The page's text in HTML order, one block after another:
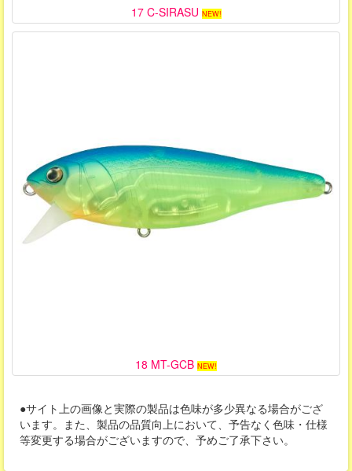
17 C-SIRASU NEW!
18 MT-GCB NEW!
●サイト上の画像と実際の製品は色味が多少異なる場合がござ
います。また、製品の品質向上において、予告なく色味・仕様
等変更する場合がございますので、予めご了承下さい。